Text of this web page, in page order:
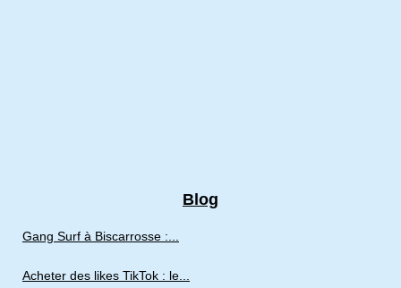
Blog
Gang Surf à Biscarrosse :...
Acheter des likes TikTok : le...